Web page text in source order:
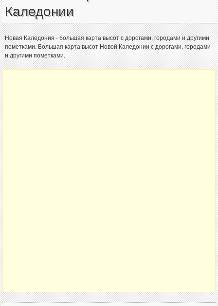
Каледонии
Новая Каледония - большая карта высот с дорогами, городами и другими
пометками. Большая карта высот Новой Каледонии с дорогами, городами
и другими пометками.